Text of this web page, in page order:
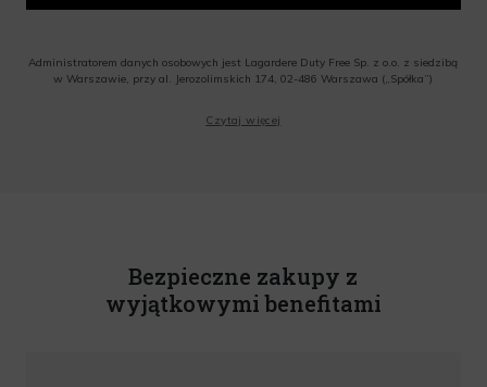
Administratorem danych osobowych jest Lagardere Duty Free Sp. z o.o. z siedzibą
w Warszawie, przy al. Jerozolimskich 174, 02-486 Warszawa („Spółka”)
o.o. informacji handlowych, w tym newslettera, informacji o promocjach i
Czytaj więcej
Bezpieczne zakupy z
wyjątkowymi benefitami